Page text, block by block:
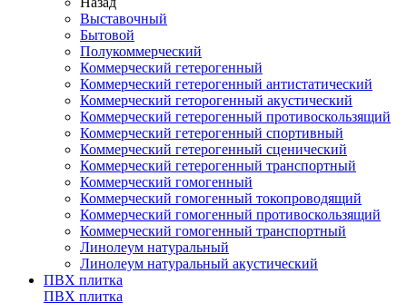
Выставочный
Бытовой
Полукоммерческий
Коммерческий гетерогенный
Коммерческий гетерогенный антистатический
Коммерческий геторогенный акустический
Коммерческий гетерогенный противоскользящий
Коммерческий гетерогенный спортивный
Коммерческий гетерогенный сценический
Коммерческий гетерогенный транспортный
Коммерческий гомогенный
Коммерческий гомогенный токопроводящий
Коммерческий гомогенный противоскользящий
Коммерческий гомогенный транспортный
Линолеум натуральный
Линолеум натуральный акустический
ПВХ плитка
ПВХ плитка